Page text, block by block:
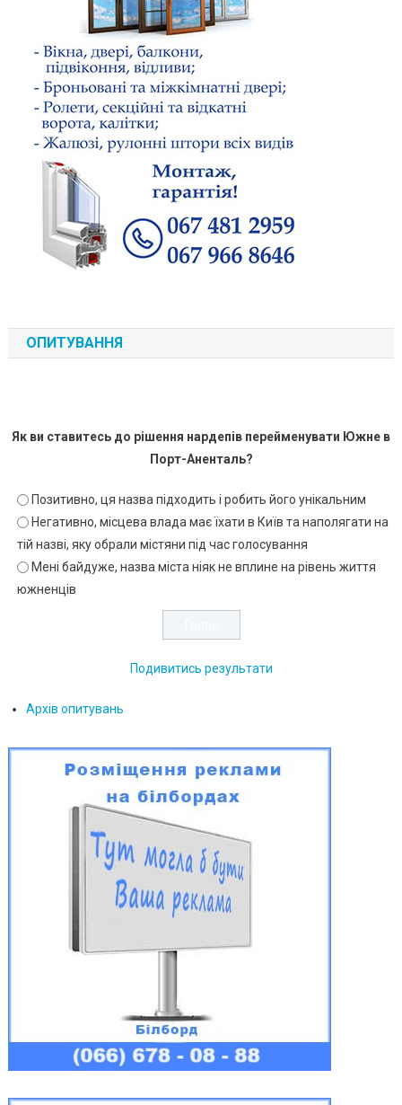
ОПИТУВАННЯ
Як ви ставитесь до рішення нардепів перейменувати Южне в
Порт-Аненталь?
Позитивно, ця назва підходить і робить його унікальним
Негативно, місцева влада має їхати в Київ та наполягати на
тій назві, яку обрали містяни під час голосування
Мені байдуже, назва міста ніяк не вплине на рівень життя
южненців
Подивитись результати
Архів опитувань